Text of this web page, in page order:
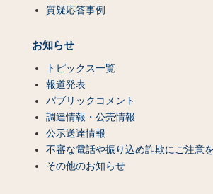
質疑応答事例
お知らせ
トピックス一覧
報道発表
パブリックコメント
調達情報・公売情報
公示送達情報
不審な電話や振り込め詐欺にご注意を
その他のお知らせ